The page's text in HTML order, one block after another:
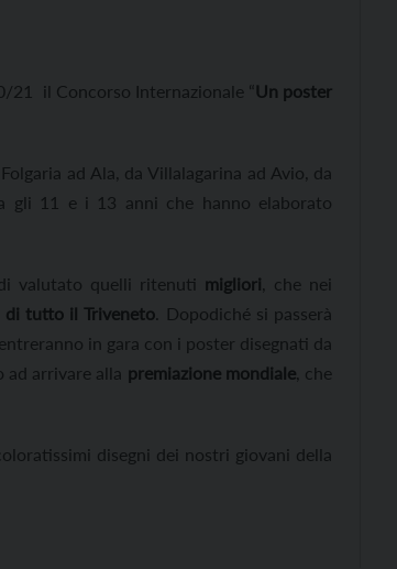
21 il Concorso Internazionale “ Un poster
ad Ala, da Villalagarina ad Avio, da
gli 11 e i 13 anni che hanno elaborato
valutato quelli ritenuti migliori, che nei
di tutto il Triveneto. Dopodiché si passerà
in gara con i poster disegnati da
arrivare alla premiazione mondiale, che
disegni dei nostri giovani della